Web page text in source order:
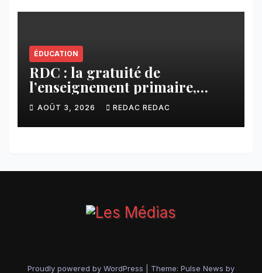
ÉDUCATION
RDC : la gratuité de
l’enseignement primaire,
vision phare du Président
Félix Tshisekedi réaffirmée
par une circulaire du
AOÛT 3, 2026 REDAC REDAC
Proudly powered by WordPress Theme: Pulse News by